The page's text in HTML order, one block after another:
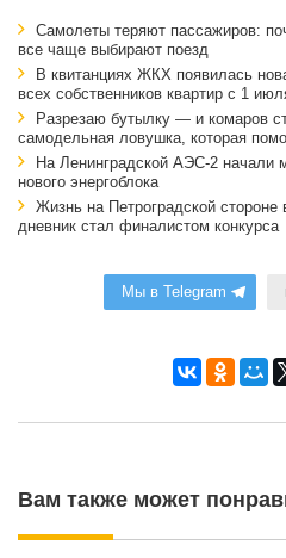
Самолеты теряют пассажиров:
все чаще выбирают поезд
В квитанциях ЖКХ появилась
всех собственников квартир с 1
Разрезаю бутылку — и комаров
самодельная ловушка, которая
На Ленинградской АЭС-2 начали
нового энергоблока
Жизнь на Петроградской стороне
дневник стал финалистом конкурса
Мы в Telegram
Вам также может